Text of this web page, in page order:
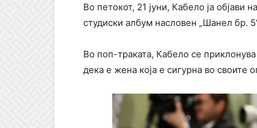
Во петокот, 21 јуни, Кабело ја објави
студиски албум насловен „Шанел бр.
Во поп-траката, Кабело се приклонува
дека е жена која е сигурна во своите